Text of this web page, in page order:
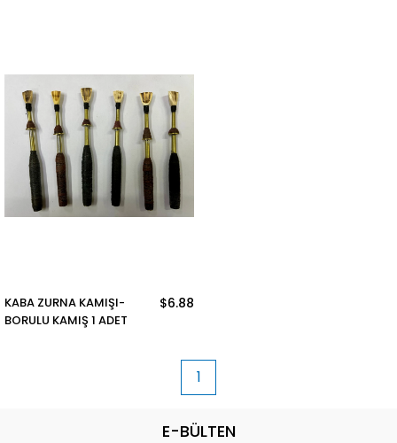
KABA ZURNA KAMIŞI-
BORULU KAMIŞ 1 ADET
$6.88
1
E-BÜLTEN